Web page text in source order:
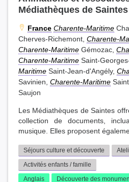
Médiathèques de Saintes
France Charente-Maritime
Cherves-Richemont, Charente-
Charente-Maritime Gémozac,
Charente-Maritime Saint-
Maritime Saint-Jean-d'Angély,
Savinien, Charente-Maritime
Saujon
Les Médiathèques de Saintes
collection de documents,
musique. Elles proposent
Séjours culture et découverte
Activités enfants / famille
Anglais
Découverte des